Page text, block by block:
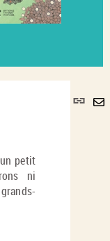
Lien
petit
ni